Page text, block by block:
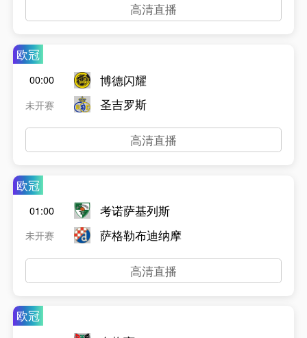
高清直播
欧冠
00:00
未开赛
博德闪耀
圣吉罗斯
高清直播
欧冠
01:00
未开赛
考诺萨基列斯
萨格勒布迪纳摩
高清直播
欧冠